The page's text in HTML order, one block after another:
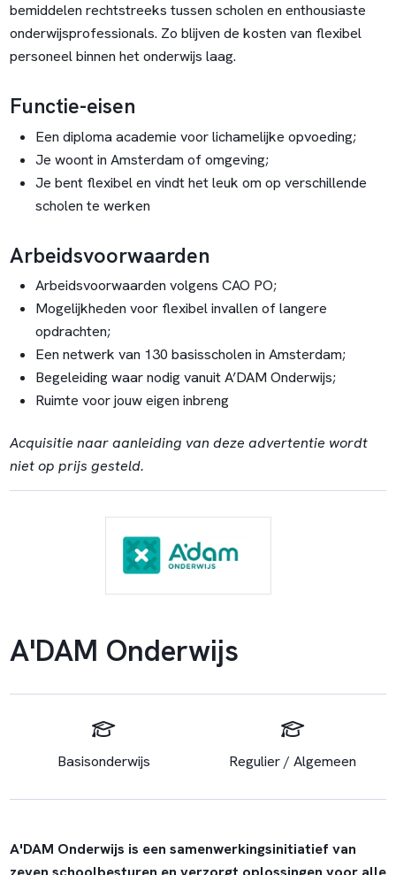
bemiddelen rechtstreeks tussen scholen en enthousiaste
onderwijsprofessionals. Zo blijven de kosten van flexibel
personeel binnen het onderwijs laag.
Functie-eisen
Een diploma academie voor lichamelijke opvoeding;
Je woont in Amsterdam of omgeving;
Je bent flexibel en vindt het leuk om op verschillende
scholen te werken
Arbeidsvoorwaarden
Arbeidsvoorwaarden volgens CAO PO;
Mogelijkheden voor flexibel invallen of langere
opdrachten;
Een netwerk van 130 basisscholen in Amsterdam;
Begeleiding waar nodig vanuit A’DAM Onderwijs;
Ruimte voor jouw eigen inbreng
Acquisitie naar aanleiding van deze advertentie wordt
niet op prijs gesteld.
A'DAM Onderwijs
Basisonderwijs Regulier / Algemeen
A'DAM Onderwijs is een samenwerkingsinitiatief van